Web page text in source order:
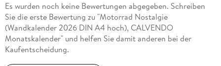
Es wurden noch keine Bewertungen abgegeben. Schreiben
Sie die erste Bewertung zu "Motorrad Nostalgie
(Wandkalender 2026 DIN A4 hoch), CALVENDO
Monatskalender" und helfen Sie damit anderen bei der
Kaufentscheidung.